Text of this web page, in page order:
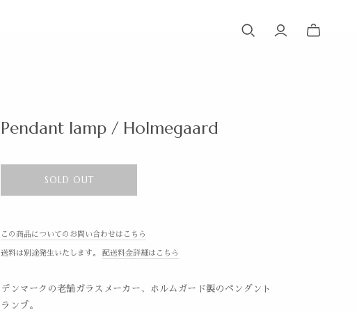
Pendant lamp / Holmegaard
SOLD OUT
この商品についてのお問い合わせはこちら
送料は別途発生いたします。 配送料金詳細はこちら
デンマークの老舗ガラスメーカー、ホルムガード製のペンダント
ランプ。